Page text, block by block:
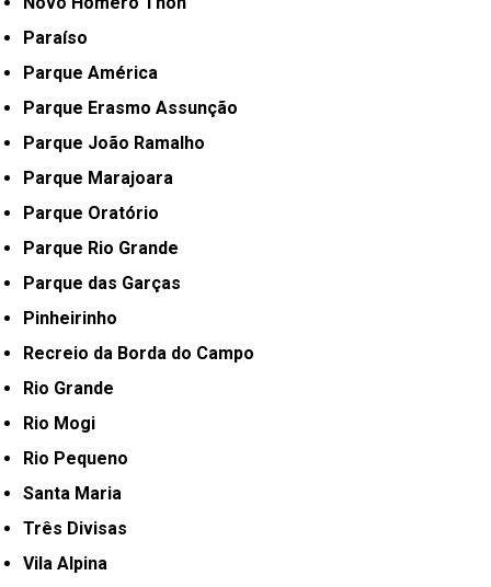
Paraíso
Parque América
Parque Erasmo Assunção
Parque João Ramalho
Parque Marajoara
Parque Oratório
Parque Rio Grande
Parque das Garças
Pinheirinho
Recreio da Borda do Campo
Rio Grande
Rio Mogi
Rio Pequeno
Santa Maria
Três Divisas
Vila Alpina